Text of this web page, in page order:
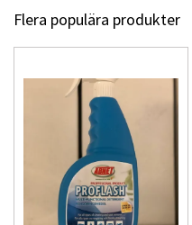
Flera populära produkter